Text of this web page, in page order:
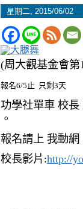
星期二, 2015/06/02
(周大觀基金會
報名6/5止 只剩3天
功學社單車 校長
。
報名請上 我動
校長影片:http://